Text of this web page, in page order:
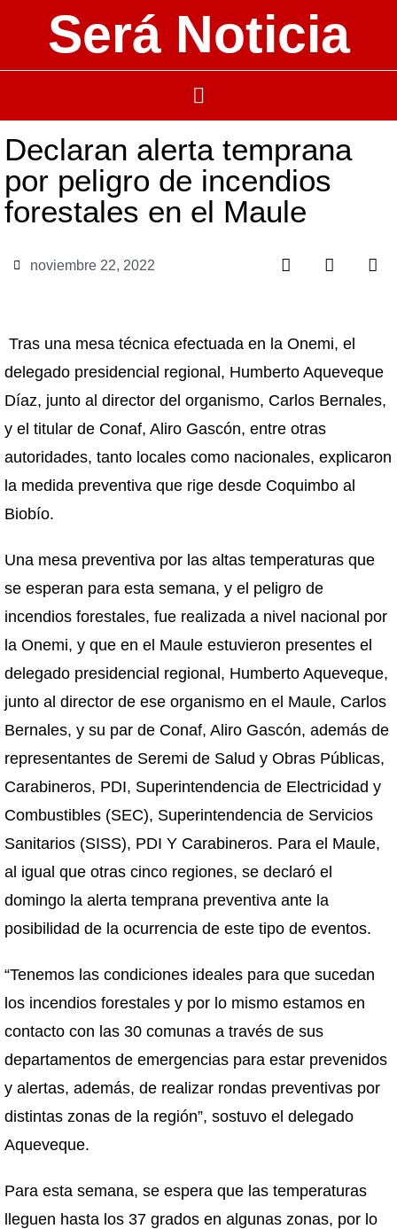
Será Noticia
Declaran alerta temprana
por peligro de incendios
forestales en el Maule
noviembre 22, 2022
Tras una mesa técnica efectuada en la Onemi, el
delegado presidencial regional, Humberto Aqueveque
Díaz, junto al director del organismo, Carlos Bernales,
y el titular de Conaf, Aliro Gascón, entre otras
autoridades, tanto locales como nacionales, explicaron
la medida preventiva que rige desde Coquimbo al
Biobío.
Una mesa preventiva por las altas temperaturas que
se esperan para esta semana, y el peligro de
incendios forestales, fue realizada a nivel nacional por
la Onemi, y que en el Maule estuvieron presentes el
delegado presidencial regional, Humberto Aqueveque,
junto al director de ese organismo en el Maule, Carlos
Bernales, y su par de Conaf, Aliro Gascón, además de
representantes de Seremi de Salud y Obras Públicas,
Carabineros, PDI, Superintendencia de Electricidad y
Combustibles (SEC), Superintendencia de Servicios
Sanitarios (SISS), PDI Y Carabineros. Para el Maule,
al igual que otras cinco regiones, se declaró el
domingo la alerta temprana preventiva ante la
posibilidad de la ocurrencia de este tipo de eventos.
“Tenemos las condiciones ideales para que sucedan
los incendios forestales y por lo mismo estamos en
contacto con las 30 comunas a través de sus
departamentos de emergencias para estar prevenidos
y alertas, además, de realizar rondas preventivas por
distintas zonas de la región”, sostuvo el delegado
Aqueveque.
Para esta semana, se espera que las temperaturas
lleguen hasta los 37 grados en algunas zonas, por lo